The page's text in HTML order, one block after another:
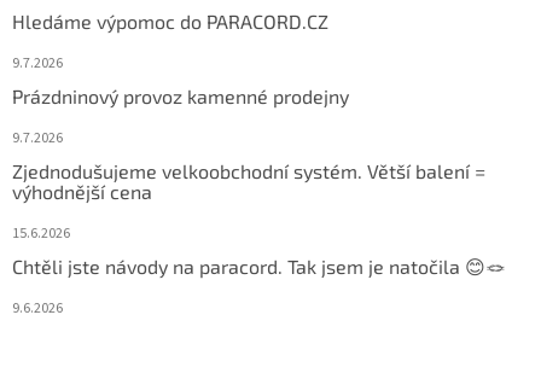
Hledáme výpomoc do PARACORD.CZ
9.7.2026
Prázdninový provoz kamenné prodejny
9.7.2026
Zjednodušujeme velkoobchodní systém. Větší balení =
výhodnější cena
15.6.2026
Chtěli jste návody na paracord. Tak jsem je natočila 😊🪢
9.6.2026